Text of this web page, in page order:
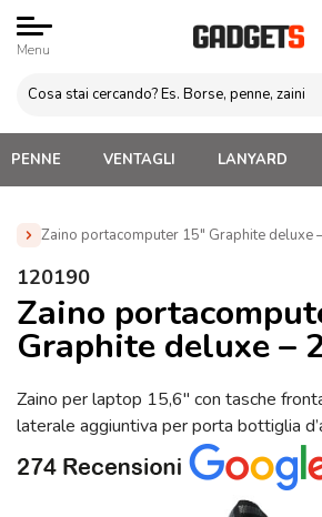
Menu
PENNE VENTAGLI LANYARD
Zaino portacomputer 15″ Graphite deluxe
Home »
20L (120190)
120190
Zaino
Graphite deluxe –
Zaino per laptop 15,6″ con tasche
laterale aggiuntiva per porta bottiglia